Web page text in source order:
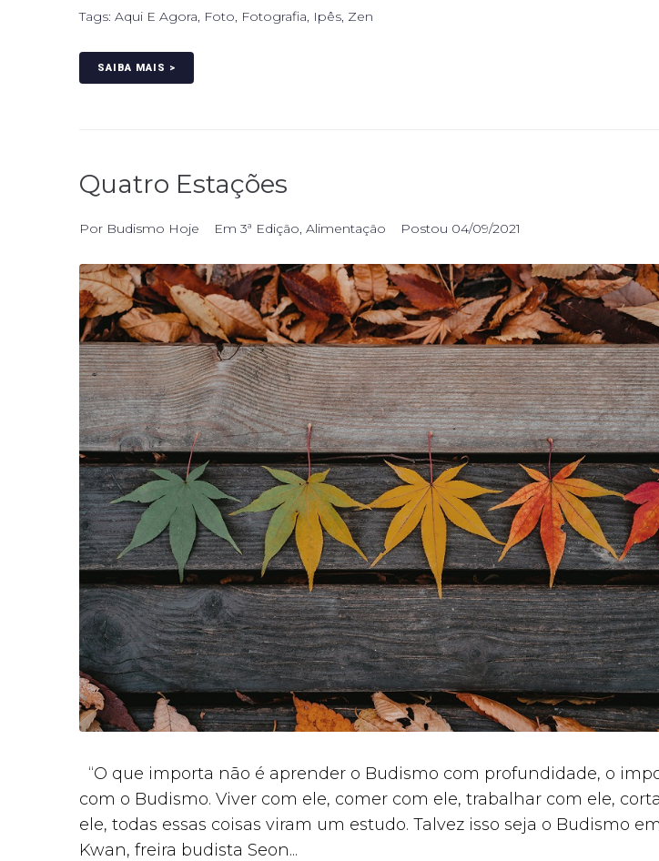
Tags: Aqui E Agora, Foto, Fotografia, Ipês, Zen
SAIBA MAIS >
Quatro Estações
Por Budismo Hoje Em 3ª Edição, Alimentação Postou 04/09/2021
“O que importa não é aprender o Budismo com profundidade, o
com o Budismo. Viver com ele, comer com ele, trabalhar com ele,
ele, todas essas coisas viram um estudo. Talvez isso seja o Budismo
Kwan, freira budista Seon...